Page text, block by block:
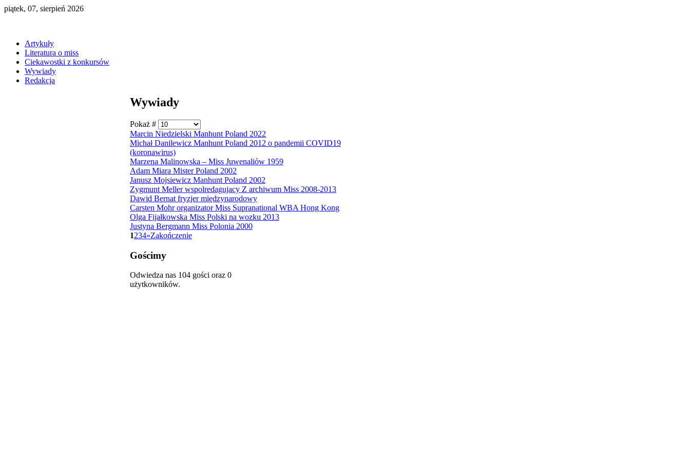
piątek, 07, sierpień 2026
Artykuły
Literatura o miss
Ciekawostki z konkursów
Wywiady
Redakcja
Wywiady
Pokaż #
Marcin Niedzielski Manhunt Poland 2022
Michał Danilewicz Manhunt Poland 2012 o pandemii COVID19
(koronawirus)
Marzena Malinowska – Miss Juwenaliów 1959
Adam Miara Mister Poland 2002
Janusz Mojsiewicz Manhunt Poland 2002
Zygmunt Meller wspolredagujacy Z archiwum Miss 2008-2013
Dawid Bernat fryzjer międzynarodowy
Carsten Mohr organizator Miss Supranational WBA Hong Kong
Olga Fijałkowska Miss Polski na wozku 2013
Justyna Bergmann Miss Polonia 2000
1234»Zakończenie
Gościmy
Odwiedza nas 104 gości oraz 0
użytkowników.